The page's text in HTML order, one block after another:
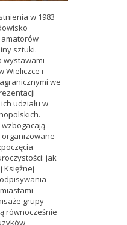
w 1983
sztuki.
wystawami
Wieliczce i
we
udziału w
organizowane
jak
Księżnej
grupy
równocześnie